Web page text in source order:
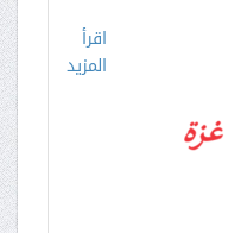
اقرأ
المزيد